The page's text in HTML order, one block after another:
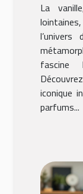
La
fascine
iconique
parfums...